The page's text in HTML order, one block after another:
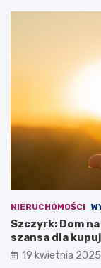
NIERUCHOMOŚCI
Szczyrk: Dom
szansa dla
19 kwietnia 2025